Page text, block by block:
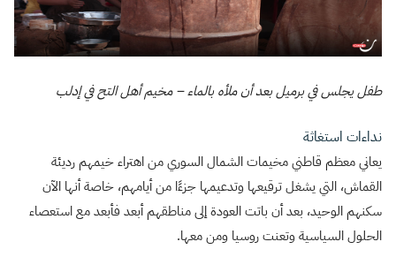
طفل يجلس في برميل بعد أن ملأه بالماء – مخيم أهل التح في إدلب
نداءات استغاثة
يعاني معظم قاطني مخيمات الشمال السوري من اهتراء خيمهم رديئة
القماش، التي يشغل ترقيعها وتدعيمها جزءًا من أيامهم، خاصة أنها الآن
سكنهم الوحيد، بعد أن باتت العودة إلى مناطقهم أبعد فأبعد مع استعصاء
الحلول السياسية وتعنت روسيا ومن معها.